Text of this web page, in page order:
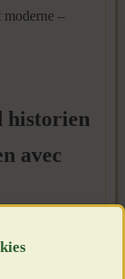
–
historien
avec